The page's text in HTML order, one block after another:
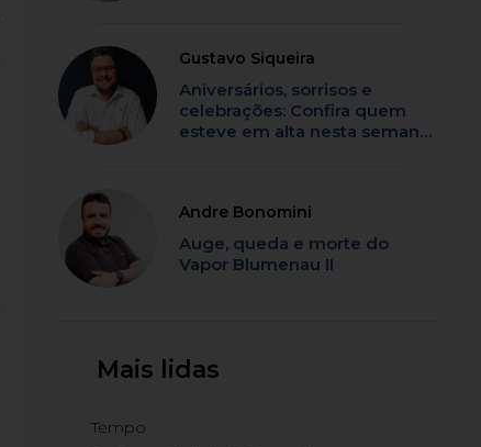
Gustavo Siqueira
Aniversários, sorrisos e
celebrações: Confira quem
esteve em alta nesta semana
Andre Bonomini
Auge, queda e morte do
Vapor Blumenau II
Mais lidas
Tempo